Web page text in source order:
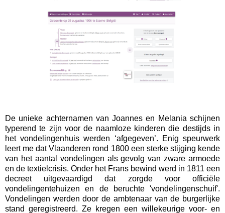
De unieke achternamen van Joannes en Melania schijnen
typerend te zijn voor de naamloze kinderen die destijds in
het vondelingenhuis werden ‘afgegeven’. Enig speurwerk
leert me dat Vlaanderen rond 1800 een sterke stijging kende
van het aantal vondelingen als gevolg van zware armoede
en de textielcrisis. Onder het Frans bewind werd in 1811 een
decreet uitgevaardigd dat zorgde voor officiële
vondelingentehuizen en de beruchte 'vondelingenschuif'.
Vondelingen werden door de ambtenaar van de burgerlijke
stand geregistreerd. Ze kregen een willekeurige voor- en